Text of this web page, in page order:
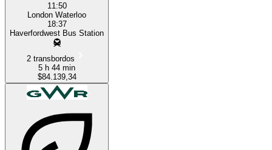
11:50
London Waterloo
18:37
Haverfordwest Bus Station
2 transbordos
5 h 44 min
$84.139,34